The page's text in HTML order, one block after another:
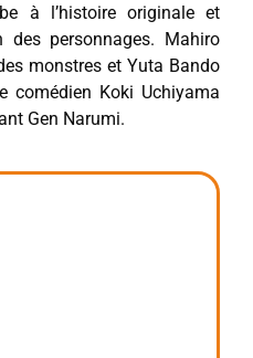
à l’histoire originale et
personnages. Mahiro
monstres et Yuta Bando
comédien Koki Uchiyama
Gen Narumi.